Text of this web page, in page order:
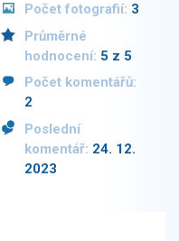
Počet fotografií: 3
Průměrné
hodnocení: 5 z 5
Počet komentářů:
2
Poslední
komentář: 24. 12.
2023